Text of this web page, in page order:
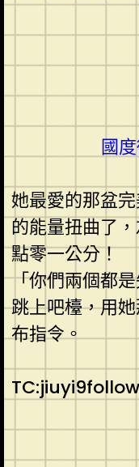
國
她最愛的那盆
的能量扭曲了
點零一公分！
「你們兩個都
跳上吧檯，用
布指令。